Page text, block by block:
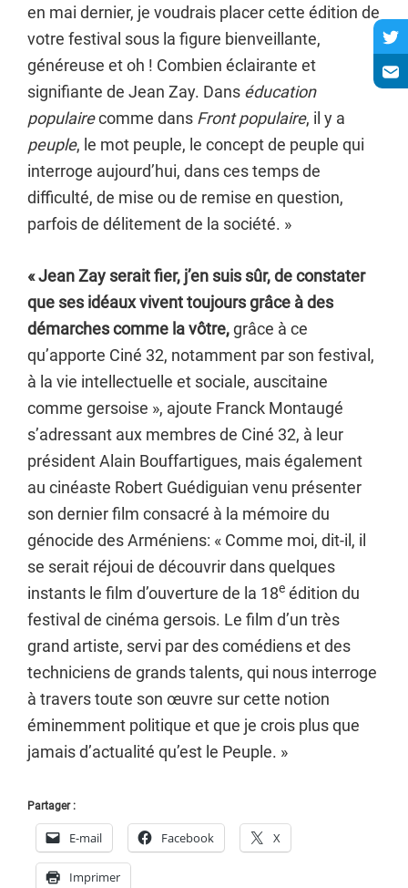
en mai dernier, je voudrais placer cette édition de
votre festival sous la figure bienveillante,
généreuse et oh ! Combien éclairante et
signifiante de Jean Zay. Dans éducation
populairecomme dans Front populaire, il y a
peuple, le mot peuple, le concept de peuple qui
interroge aujourd’hui, dans ces temps de
difficulté, de mise ou de remise en question,
parfois de délitement de la société. »
« Jean Zay serait fier, j’en suis sûr, de constater
que ses idéaux vivent toujours grâce à des
démarches comme la vôtre,grâce à ce
qu’apporte Ciné 32, notamment par son festival,
à la vie intellectuelle et sociale, auscitaine
comme gersoise », ajoute Franck Montaugé
s’adressant aux membres de Ciné 32, à leur
président Alain Bouffartigues, mais également
au cinéaste Robert Guédiguian venu présenter
son dernier film consacré à la mémoire du
génocide des Arméniens: « Comme moi, dit-il, il
se serait réjoui de découvrir dans quelques
instants le film d’ouverture de la 18e édition du
festival de cinéma gersois. Le film d’un très
grand artiste, servi par des comédiens et des
techniciens de grands talents, qui nous interroge
à travers toute son œuvre sur cette notion
éminemment politique et que je crois plus que
jamais d’actualité qu’est le Peuple. »
Partager :
E-mail Facebook X
Imprimer